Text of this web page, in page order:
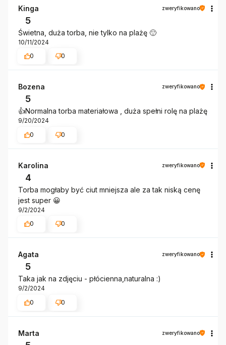
Kinga zweryfikowano
5
Świetna, duża torba, nie tylko na plażę 🙂
10/11/2024
0
0
Bozena zweryfikowano
5
👍️Normalna torba materiałowa , duża spełni rolę na plażę
9/20/2024
0
0
Karolina zweryfikowano
4
Torba mogłaby być ciut mniejsza ale za tak niską cenę
jest super 😀
9/2/2024
0
0
Agata zweryfikowano
5
Taka jak na zdjęciu - płócienna,naturalna :)
9/2/2024
0
0
Marta zweryfikowano